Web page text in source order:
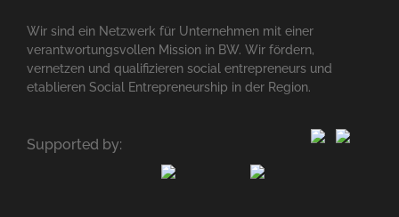
Wir sind ein Netzwerk für Unternehmen mit einer
verantwortungsvollen Mission in BW. Wir fördern,
vernetzen und qualifizieren social entrepreneurs und
etablieren Social Entrepreneurship in der Region.
Supported by: